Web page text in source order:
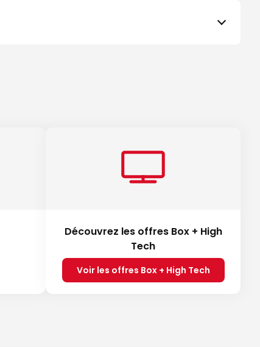
Découvrez les offres Box + High
Tech
Voir les offres Box + High Tech